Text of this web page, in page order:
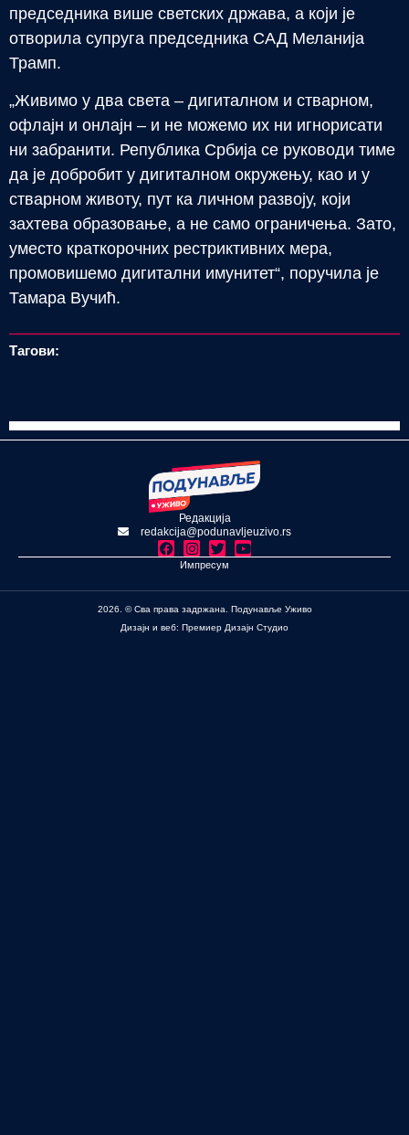
председника више светских држава, а који је
отворила супруга председника САД Меланија
Трамп.
„Живимо у два света – дигиталном и стварном,
офлајн и онлајн – и не можемо их ни игнорисати
ни забранити. Република Србија се руководи тиме
да је добробит у дигиталном окружењу, као и у
стварном животу, пут ка личном развоју, који
захтева образовање, а не само ограничења. Зато,
уместо краткорочних рестриктивних мера,
промовишемо дигитални имунитет“, поручила је
Тамара Вучић.
Тагови:
Редакција
redakcija@podunavljeuzivo.rs
Импресум
2026. © Сва права задржана. Подунавље Уживо
Дизајн и веб: Премиер Дизајн Студио